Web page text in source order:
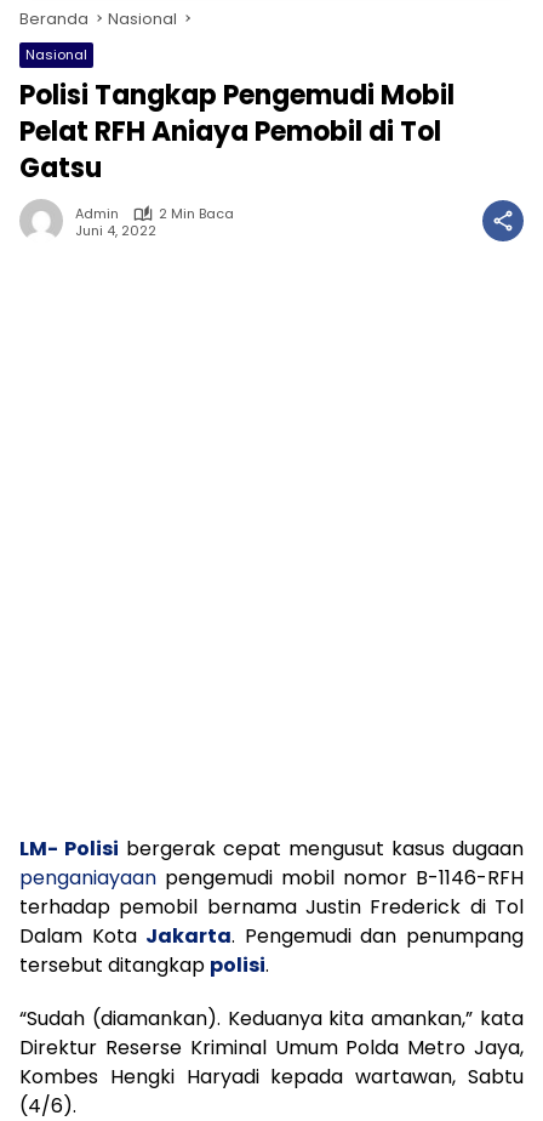
Beranda Nasional
Nasional
Polisi Tangkap Pengemudi Mobil
Pelat RFH Aniaya Pemobil di Tol
Gatsu
Admin
2 Min Baca
Juni 4, 2022
LM- Polisi bergerak cepat mengusut kasus dugaan
penganiayaan pengemudi mobil nomor B-1146-RFH
terhadap pemobil bernama Justin Frederick di Tol
Dalam Kota Jakarta. Pengemudi dan penumpang
tersebut ditangkap polisi.
“Sudah (diamankan). Keduanya kita amankan,” kata
Direktur Reserse Kriminal Umum Polda Metro Jaya,
Kombes Hengki Haryadi kepada wartawan, Sabtu
(4/6).